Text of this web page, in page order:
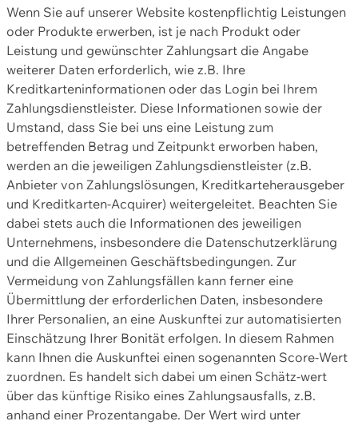
Wenn Sie auf unserer Website kostenpflichtig Leistungen
oder Produkte erwerben, ist je nach Produkt oder
Leistung und gewünschter Zahlungsart die Angabe
weiterer Daten erforderlich, wie z.B. Ihre
Kreditkarteninformationen oder das Login bei Ihrem
Zahlungsdienstleister. Diese Informationen sowie der
Umstand, dass Sie bei uns eine Leistung zum
betreffenden Betrag und Zeitpunkt erworben haben,
werden an die jeweiligen Zahlungsdienstleister (z.B.
Anbieter von Zahlungslösungen, Kreditkarteherausgeber
und Kreditkarten-Acquirer) weitergeleitet. Beachten Sie
dabei stets auch die Informationen des jeweiligen
Unternehmens, insbesondere die Datenschutzerklärung
und die Allgemeinen Geschäftsbedingungen. Zur
Vermeidung von Zahlungsfällen kann ferner eine
Übermittlung der erforderlichen Daten, insbesondere
Ihrer Personalien, an eine Auskunftei zur automatisierten
Einschätzung Ihrer Bonität erfolgen. In diesem Rahmen
kann Ihnen die Auskunftei einen sogenannten Score-Wert
zuordnen. Es handelt sich dabei um einen Schätz-wert
über das künftige Risiko eines Zahlungsausfalls, z.B.
anhand einer Prozentangabe. Der Wert wird unter